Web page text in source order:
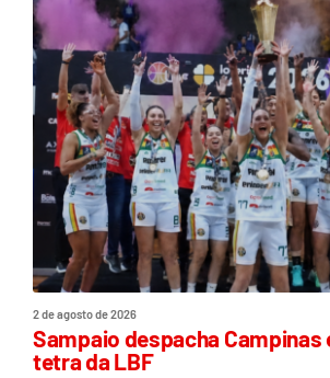
2 de agosto de 2026
Sampaio despacha Campinas
tetra da LBF